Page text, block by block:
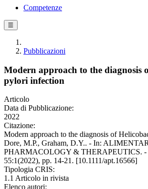
Competenze
☰
Pubblicazioni
Modern approach to the diagnosis
pylori infection
Articolo
Data di Pubblicazione:
2022
Citazione:
Modern approach to the diagnosis of
Dore, M.P., Graham, D.Y.. - In:
PHARMACOLOGY & THERAPEUTICS. -
55:1(2022), pp. 14-21. [10.1111/apt.16566]
Tipologia CRIS:
1.1 Articolo in rivista
Elenco autori: